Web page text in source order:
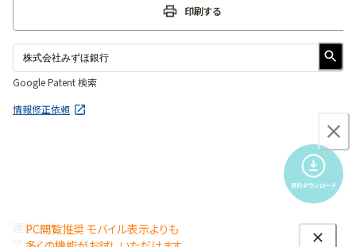
印刷する
Google Patent 検索
情報修正依頼
運営会社
プライバシーポリシー
PC閲覧推奨 モバイル表示よりも